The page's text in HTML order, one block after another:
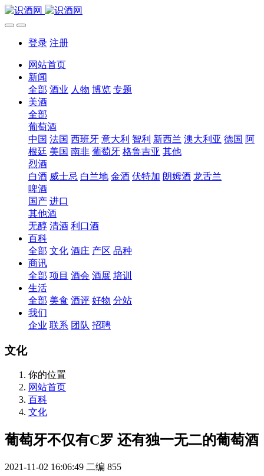
登录 注册
网站首页
新闻
全部 酒业 人物 博览 专题
美酒
全部
葡萄酒
中国 法国 西班牙 意大利 智利 新西兰 澳大利亚 德国 阿
根廷 美国 南非 葡萄牙 格鲁吉亚 其他
烈酒
白酒 威士忌 白兰地 金酒 伏特加 朗姆酒 龙舌兰
啤酒
国产 进口
其他酒
无醇 清酒 利口酒
百科
全部 文化 酒庄 产区 品种
商讯
全部 项目 酒会 酒展 培训
生活
全部 美食 酒评 好物 分站
我们
企业 联系 团队 招聘
文化
你的位置
网站首页
百科
文化
葡萄牙不仅有C罗 还有独一无二的葡萄酒
2021-11-02 16:06:49 二编 855